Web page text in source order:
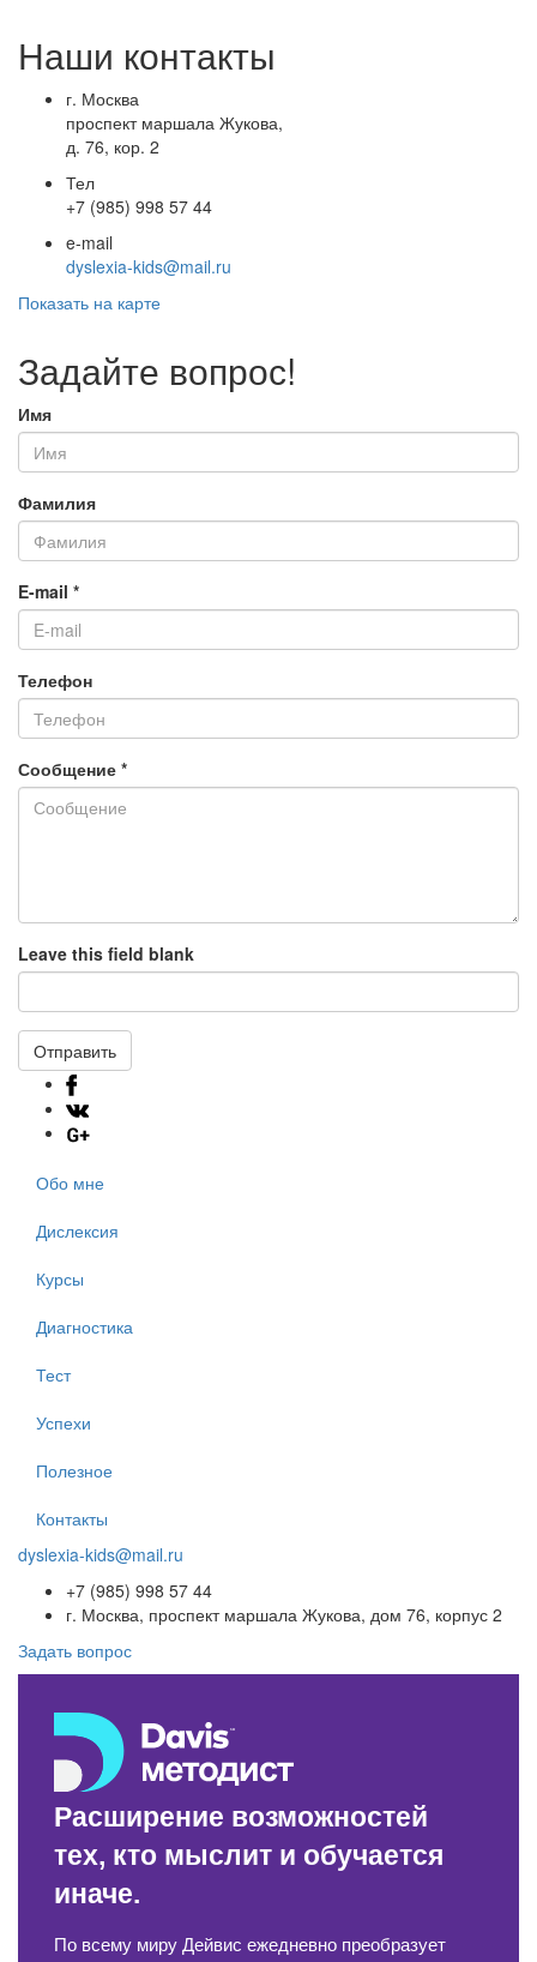
Наши контакты
г. Москва
проспект маршала Жукова,
д. 76, кор. 2
Тел
+7 (985) 998 57 44
e-mail
dyslexia-kids@mail.ru
Показать на карте
Задайте вопрос!
Имя
Фамилия
E-mail *
Телефон
Сообщение *
Leave this field blank
Отправить
Обо мне
Дислексия
Курсы
Диагностика
Тест
Успехи
Полезное
Контакты
dyslexia-kids@mail.ru
+7 (985) 998 57 44
г. Москва, проспект маршала Жукова, дом 76, корпус 2
Задать вопрос
Расширение возможностей
тех, кто мыслит и обучается
иначе.
По всему миру Дейвис ежедневно преобразует